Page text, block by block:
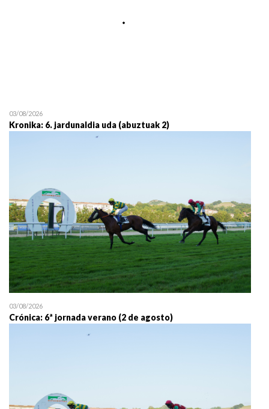
19/07 11:30
03/08/2026
Kronika: 6. jardunaldia uda (abuztuak 2)
03/08/2026
Crónica: 6ª jornada verano (2 de agosto)